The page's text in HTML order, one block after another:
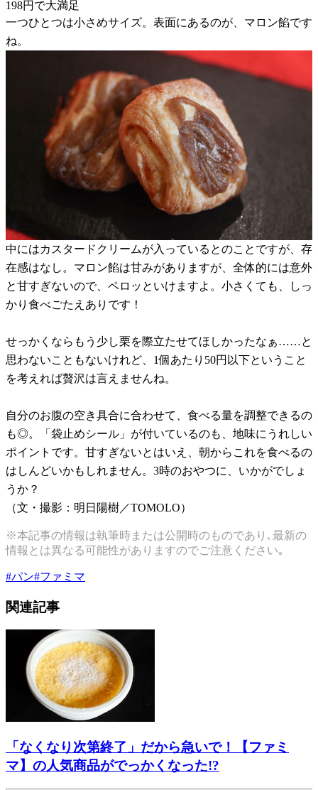
198円で大満足
一つひとつは小さめサイズ。表面にあるのが、マロン餡です
ね。
中にはカスタードクリームが入っているとのことですが、存
在感はなし。マロン餡は甘みがありますが、全体的には意外
と甘すぎないので、ペロッといけますよ。小さくても、しっ
かり食べごたえありです！
せっかくならもう少し栗を際立たせてほしかったなぁ……と
思わないこともないけれど、1個あたり50円以下ということ
を考えれば贅沢は言えませんね。
自分のお腹の空き具合に合わせて、食べる量を調整できるの
も◎。「袋止めシール」が付いているのも、地味にうれしい
ポイントです。甘すぎないとはいえ、朝からこれを食べるの
はしんどいかもしれません。3時のおやつに、いかがでしょ
うか？
（文・撮影：明日陽樹／TOMOLO）
※本記事の情報は執筆時または公開時のものであり､最新の
情報とは異なる可能性がありますのでご注意ください｡
#パン#ファミマ
関連記事
「なくなり次第終了」だから急いで！【ファミ
マ】の人気商品がでっかくなった!?